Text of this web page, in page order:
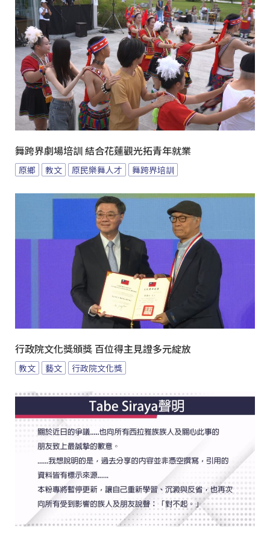
舞跨界劇場培訓 結合花蓮觀光拓青年就業
原鄉 教文 原民樂舞人才 舞跨界培訓
行政院文化獎頒獎 百位得主見證多元綻放
教文 藝文 行政院文化獎